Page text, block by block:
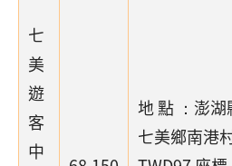
七
美
遊
客
中
地 點 ：澎湖
七美鄉南港